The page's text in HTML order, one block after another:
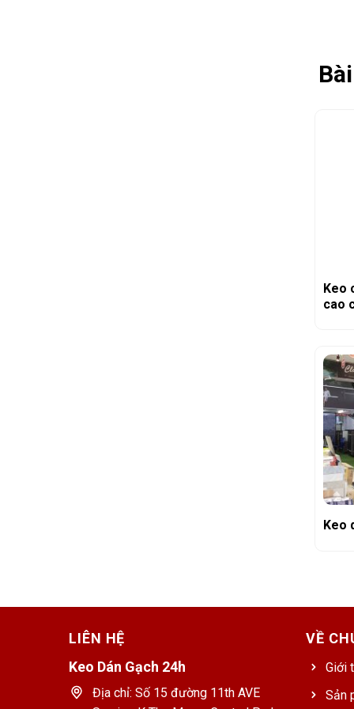
Keo
cao
Keo
LIÊN HỆ
Keo Dán Gạch 24h
Địa chỉ: Số 15 đường 11th AVE
VỀ
Giới
Sản